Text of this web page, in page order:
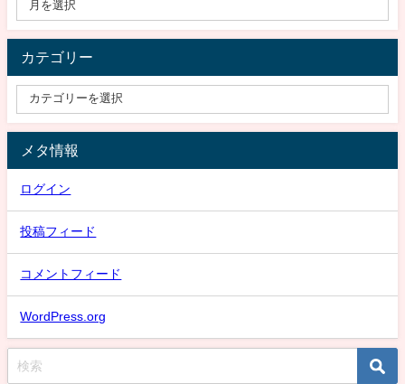
カテゴリー
メタ情報
ログイン
投稿フィード
コメントフィード
WordPress.org